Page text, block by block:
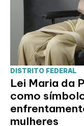
DISTRITO FEDERAL
Lei Maria da
como
mulheres